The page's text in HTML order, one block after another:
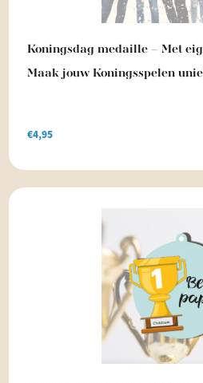
Koningsdag medaille – Met
Maak jouw Koningsspelen
€4,95